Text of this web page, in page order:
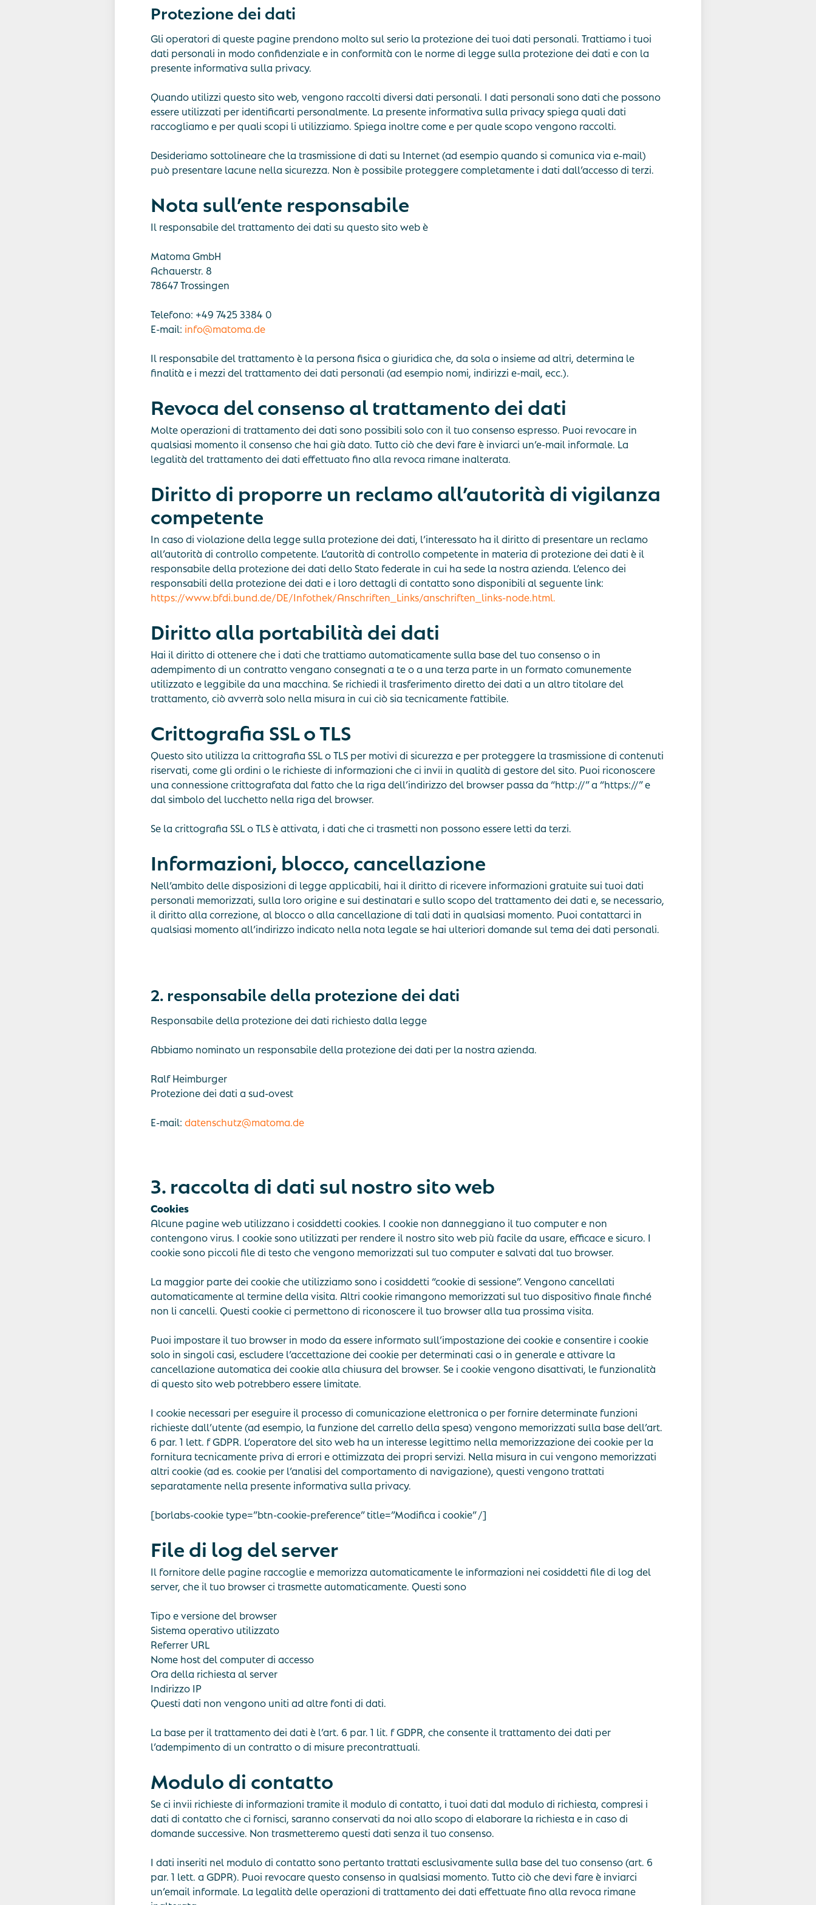
Protezione dei dati
Gli operatori di queste pagine prendono molto sul serio la protezione dei tuoi dati personali. Trattiamo i tuoi
dati personali in modo confidenziale e in conformità con le norme di legge sulla protezione dei dati e con la
presente informativa sulla privacy.
Quando utilizzi questo sito web, vengono raccolti diversi dati personali. I dati personali sono dati che possono
essere utilizzati per identificarti personalmente. La presente informativa sulla privacy spiega quali dati
raccogliamo e per quali scopi li utilizziamo. Spiega inoltre come e per quale scopo vengono raccolti.
Desideriamo sottolineare che la trasmissione di dati su Internet (ad esempio quando si comunica via e-mail)
può presentare lacune nella sicurezza. Non è possibile proteggere completamente i dati dall’accesso di terzi.
Nota sull’ente responsabile
Il responsabile del trattamento dei dati su questo sito web è
Matoma GmbH
Achauerstr. 8
78647 Trossingen
Telefono: +49 7425 3384 0
E-mail: info@matoma.de
Il responsabile del trattamento è la persona fisica o giuridica che, da sola o insieme ad altri, determina le
finalità e i mezzi del trattamento dei dati personali (ad esempio nomi, indirizzi e-mail, ecc.).
Revoca del consenso al trattamento dei dati
Molte operazioni di trattamento dei dati sono possibili solo con il tuo consenso espresso. Puoi revocare in
qualsiasi momento il consenso che hai già dato. Tutto ciò che devi fare è inviarci un’e-mail informale. La
legalità del trattamento dei dati effettuato fino alla revoca rimane inalterata.
Diritto di proporre un reclamo all’autorità di vigilanza
competente
In caso di violazione della legge sulla protezione dei dati, l’interessato ha il diritto di presentare un reclamo
all’autorità di controllo competente. L’autorità di controllo competente in materia di protezione dei dati è il
responsabile della protezione dei dati dello Stato federale in cui ha sede la nostra azienda. L’elenco dei
responsabili della protezione dei dati e i loro dettagli di contatto sono disponibili al seguente link:
https://www.bfdi.bund.de/DE/Infothek/Anschriften_Links/anschriften_links-node.html.
Diritto alla portabilità dei dati
Hai il diritto di ottenere che i dati che trattiamo automaticamente sulla base del tuo consenso o in
adempimento di un contratto vengano consegnati a te o a una terza parte in un formato comunemente
utilizzato e leggibile da una macchina. Se richiedi il trasferimento diretto dei dati a un altro titolare del
trattamento, ciò avverrà solo nella misura in cui ciò sia tecnicamente fattibile.
Crittografia SSL o TLS
Questo sito utilizza la crittografia SSL o TLS per motivi di sicurezza e per proteggere la trasmissione di contenuti
riservati, come gli ordini o le richieste di informazioni che ci invii in qualità di gestore del sito. Puoi riconoscere
una connessione crittografata dal fatto che la riga dell’indirizzo del browser passa da “http://” a “https://” e
dal simbolo del lucchetto nella riga del browser.
Se la crittografia SSL o TLS è attivata, i dati che ci trasmetti non possono essere letti da terzi.
Informazioni, blocco, cancellazione
Nell’ambito delle disposizioni di legge applicabili, hai il diritto di ricevere informazioni gratuite sui tuoi dati
personali memorizzati, sulla loro origine e sui destinatari e sullo scopo del trattamento dei dati e, se necessario,
il diritto alla correzione, al blocco o alla cancellazione di tali dati in qualsiasi momento. Puoi contattarci in
qualsiasi momento all’indirizzo indicato nella nota legale se hai ulteriori domande sul tema dei dati personali.
2. responsabile della protezione dei dati
Responsabile della protezione dei dati richiesto dalla legge
Abbiamo nominato un responsabile della protezione dei dati per la nostra azienda.
Ralf Heimburger
Protezione dei dati a sud-ovest
E-mail: datenschutz@matoma.de
3. raccolta di dati sul nostro sito web
Cookies
Alcune pagine web utilizzano i cosiddetti cookies. I cookie non danneggiano il tuo computer e non
contengono virus. I cookie sono utilizzati per rendere il nostro sito web più facile da usare, efficace e sicuro. I
cookie sono piccoli file di testo che vengono memorizzati sul tuo computer e salvati dal tuo browser.
La maggior parte dei cookie che utilizziamo sono i cosiddetti “cookie di sessione”. Vengono cancellati
automaticamente al termine della visita. Altri cookie rimangono memorizzati sul tuo dispositivo finale finché
non li cancelli. Questi cookie ci permettono di riconoscere il tuo browser alla tua prossima visita.
Puoi impostare il tuo browser in modo da essere informato sull’impostazione dei cookie e consentire i cookie
solo in singoli casi, escludere l’accettazione dei cookie per determinati casi o in generale e attivare la
cancellazione automatica dei cookie alla chiusura del browser. Se i cookie vengono disattivati, le funzionalità
di questo sito web potrebbero essere limitate.
I cookie necessari per eseguire il processo di comunicazione elettronica o per fornire determinate funzioni
richieste dall’utente (ad esempio, la funzione del carrello della spesa) vengono memorizzati sulla base dell’art.
6 par. 1 lett. f GDPR. L’operatore del sito web ha un interesse legittimo nella memorizzazione dei cookie per la
fornitura tecnicamente priva di errori e ottimizzata dei propri servizi. Nella misura in cui vengono memorizzati
altri cookie (ad es. cookie per l’analisi del comportamento di navigazione), questi vengono trattati
separatamente nella presente informativa sulla privacy.
[borlabs-cookie type=”btn-cookie-preference” title=”Modifica i cookie” /]
File di log del server
Il fornitore delle pagine raccoglie e memorizza automaticamente le informazioni nei cosiddetti file di log del
server, che il tuo browser ci trasmette automaticamente. Questi sono
Tipo e versione del browser
Sistema operativo utilizzato
Referrer URL
Nome host del computer di accesso
Ora della richiesta al server
Indirizzo IP
Questi dati non vengono uniti ad altre fonti di dati.
La base per il trattamento dei dati è l’art. 6 par. 1 lit. f GDPR, che consente il trattamento dei dati per
l’adempimento di un contratto o di misure precontrattuali.
Modulo di contatto
Se ci invii richieste di informazioni tramite il modulo di contatto, i tuoi dati dal modulo di richiesta, compresi i
dati di contatto che ci fornisci, saranno conservati da noi allo scopo di elaborare la richiesta e in caso di
domande successive. Non trasmetteremo questi dati senza il tuo consenso.
I dati inseriti nel modulo di contatto sono pertanto trattati esclusivamente sulla base del tuo consenso (art. 6
par. 1 lett. a GDPR). Puoi revocare questo consenso in qualsiasi momento. Tutto ciò che devi fare è inviarci
un’email informale. La legalità delle operazioni di trattamento dei dati effettuate fino alla revoca rimane